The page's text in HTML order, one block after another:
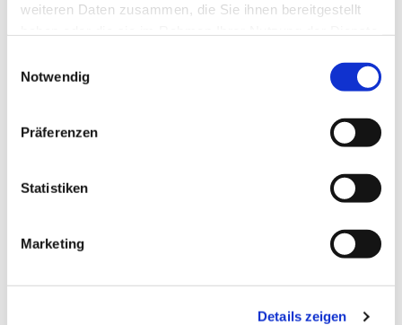
weiteren Daten zusammen, die Sie ihnen bereitgestellt
Notwendig
Präferenzen
Statistiken
Marketing
Details zeigen